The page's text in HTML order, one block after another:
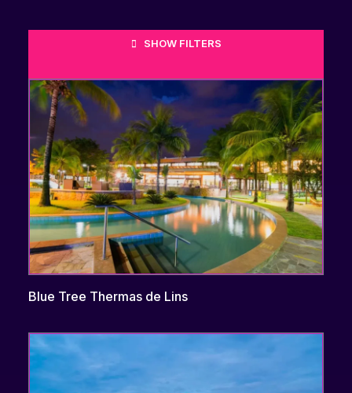
SHOW FILTERS
Blue Tree Thermas de Lins